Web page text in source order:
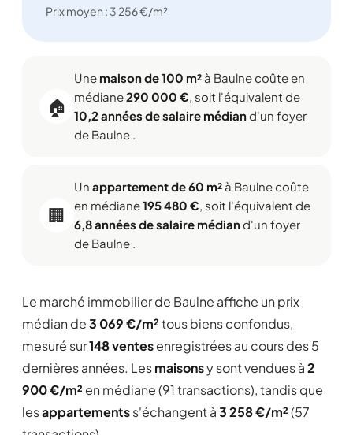
Prix moyen : 3 256 €/m²
🏠
Une maison de 100 m² à Baulne coûte en
médiane290 000 €, soit l'équivalent de
10,2 années de salaire médiand'un foyer
de Baulne .
🏢
Un appartement de 60 m² à Baulne coûte
en médiane195 480 €, soit l'équivalent de
6,8 années de salaire médiand'un foyer
de Baulne .
Le marché immobilier de Baulne affiche un prix
médian de3 069 €/m²tous biens confondus,
mesuré sur148 ventesenregistrées au cours des 5
dernières années. Lesmaisonsy sont vendues à2
900 €/m² en médiane (91 transactions), tandis que
lesappartementss'échangent à3 258 €/m²(57